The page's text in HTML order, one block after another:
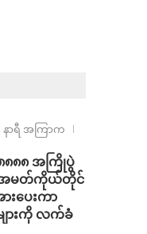
နာရီ အကြာက
၈၈၈ အကြိုပွဲ
အမတ်ကိုယ်တိုင်
ပေးကာ
ျားကို လက်ခံ